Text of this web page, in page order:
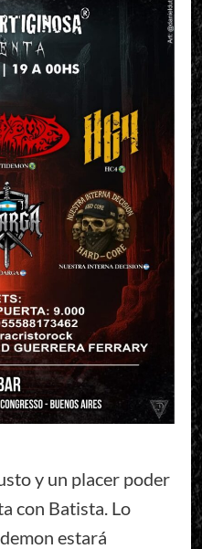
y un placer poder
con Batista. Lo
estará